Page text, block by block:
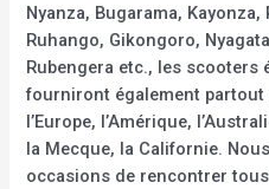
Nyanza, Bugarama, Kayonza,
Ruhango, Gikongoro,
Rubengera etc., les scooters
fourniront également partout
l’Europe, l’Amérique,
la Mecque, la Californie.
occasions de rencontrer